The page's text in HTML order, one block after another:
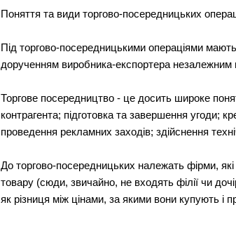
Поняття та види торгово-посередницьких
Під торгово-посередницькими операціями
дорученням виробника-експортера незалежним
Торгове посередництво - це досить широке
контрагента; підготовка та завершення угоди;
проведення рекламних заходів; здійснення
До торгово-посередницьких належать фірми,
товару (сюди, звичайно, не входять філії чи
як різниця між цінами, за якими вони купують і